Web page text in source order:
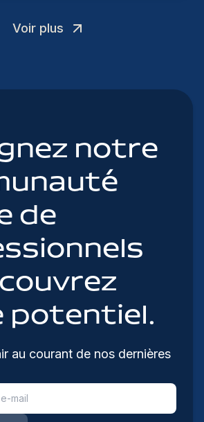
Voir plus
notre
de
potentiel.
au courant de nos dernières